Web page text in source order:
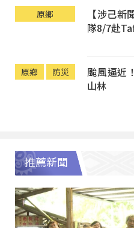
原鄉
【涉己
隊8/7赴
原鄉 防災
颱風逼近
山林
推薦新聞